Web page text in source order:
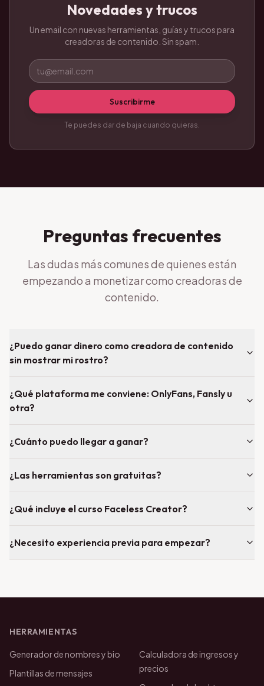
Novedades y trucos
Un email con nuevas herramientas, guías y trucos para
creadoras de contenido. Sin spam.
Suscribirme
Te puedes dar de baja cuando quieras.
Preguntas frecuentes
Las dudas más comunes de quienes están
empezando a monetizar como creadoras de
contenido.
¿Puedo ganar dinero como creadora de contenido
sin mostrar mi rostro?
¿Qué plataforma me conviene: OnlyFans, Fansly u
otra?
¿Cuánto puedo llegar a ganar?
¿Las herramientas son gratuitas?
¿Qué incluye el curso Faceless Creator?
¿Necesito experiencia previa para empezar?
HERRAMIENTAS
Generador de nombres y bio
Plantillas de mensajes
Calculadora de ingresos y
precios